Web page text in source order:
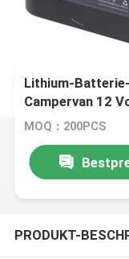
Lithium-
Campervan 12
MOQ：200PCS
PRODUKT-